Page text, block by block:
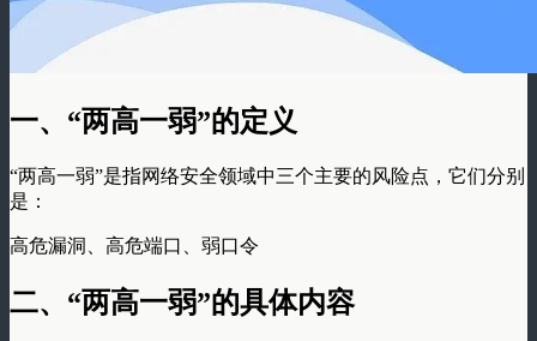
一、“两高一弱”的定义
“两高一弱”是指网络安全领域中三个主要的风险点，它们分别
是：
高危漏洞、高危端口、弱口令
二、“两高一弱”的具体内容